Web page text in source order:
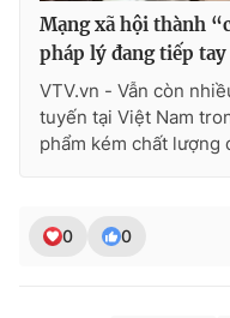
Mạng xã hội thành
pháp lý đang tiếp
VTV.vn - Vẫn còn
tuyến tại Việt Nam
phẩm kém chất lượng
0 0